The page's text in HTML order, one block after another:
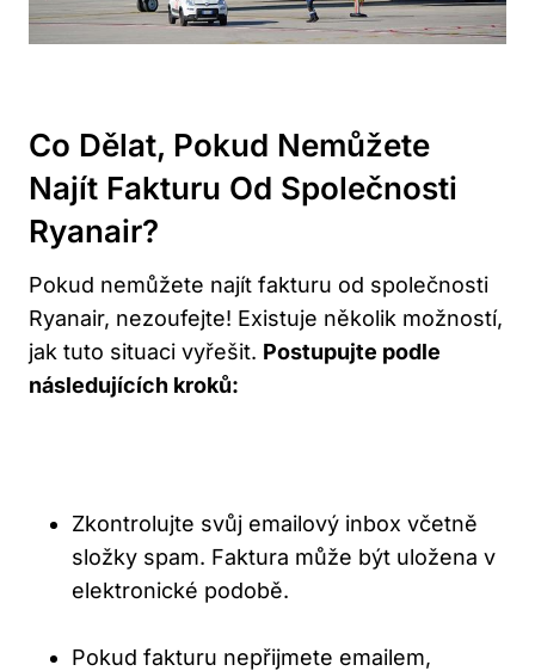
Co Dělat, Pokud Nemůžete
Najít Fakturu Od Společnosti
Ryanair?
Pokud nemůžete najít fakturu od společnosti
Ryanair, nezoufejte! Existuje několik možností,
jak tuto situaci vyřešit. Postupujte podle
následujících kroků:
Zkontrolujte svůj emailový inbox včetně
složky spam. Faktura může být uložena v
elektronické podobě.
Pokud fakturu nepřijmete emailem,